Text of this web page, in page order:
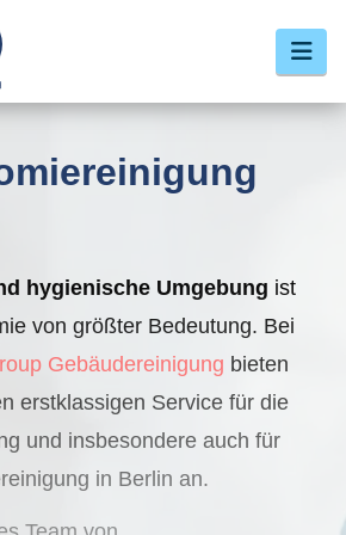
hygienische Umgebung ist
von größter Bedeutung. Bei
Gebäudereinigung bieten
erstklassigen Service für die
und insbesondere auch für
in Berlin an.